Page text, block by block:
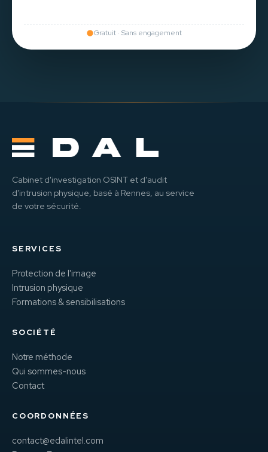
Gratuit · Sans engagement
Cabinet d'investigation OSINT et d'audit
d'intrusion physique, basé à Rennes, au service
de votre sécurité.
SERVICES
Protection de l'image
Intrusion physique
Formations & sensibilisations
SOCIÉTÉ
Notre méthode
Qui sommes-nous
Contact
COORDONNÉES
contact@edalintel.com